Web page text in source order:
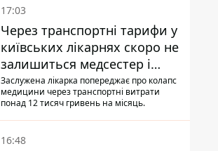
17:03
Через транспортні тарифи у
київських лікарнях скоро не
залишиться медсестер і
санітарок - професор
Голубовська
Заслужена лікарка попереджає про колапс
медицини через транспортні витрати
понад 12 тисяч гривень на місяць.
16:48